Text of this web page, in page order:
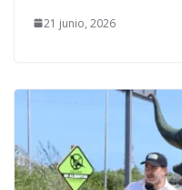
21 junio, 2026